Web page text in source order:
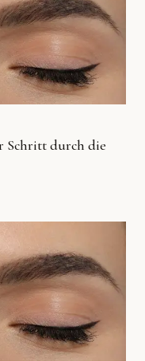
Schritt durch die